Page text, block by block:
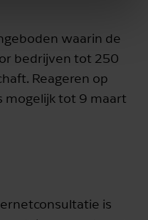
waarin de
bedrijven tot 250
Reageren op
mogelijk tot 9 maart
is